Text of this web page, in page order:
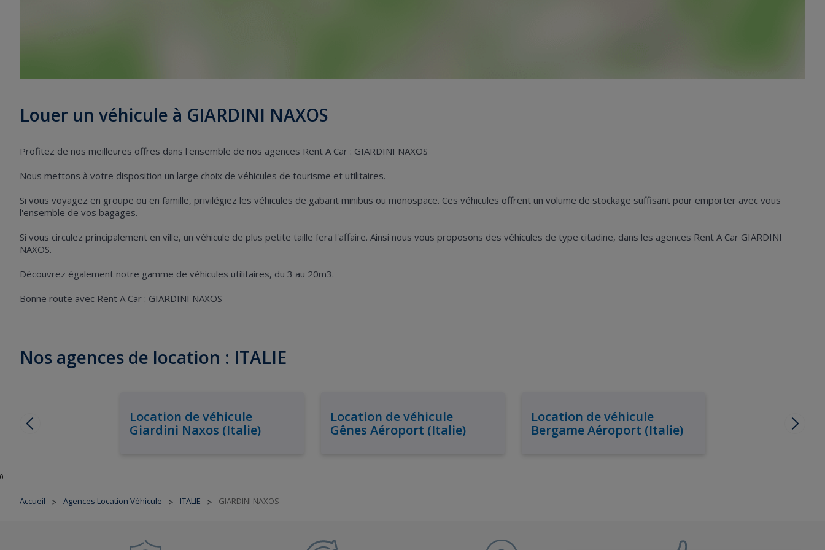
Accueil > Agences Location Véhicule > ITALIE > GIARDINI NAXOS
Louer un véhicule à GIARDINI NAXOS
Profitez de nos meilleures offres dans l'ensemble de nos agences Rent A Car : GIARDINI NAXOS
Nous mettons à votre disposition un large choix de véhicules de tourisme et utilitaires.
Si vous voyagez en groupe ou en famille, privilégiez les véhicules de gabarit minibus ou monospace. Ces véhicules offrent un volume de stockage suffisant pour emporter avec vous
l'ensemble de vos bagages.
Si vous circulez principalement en ville, un véhicule de plus petite taille fera l'affaire. Ainsi nous vous proposons des véhicules de type citadine, dans les agences Rent A Car GIARDINI
NAXOS.
Découvrez également notre gamme de véhicules utilitaires, du 3 au 20m3.
Bonne route avec Rent A Car : GIARDINI NAXOS
Nos agences de location : ITALIE
Location de véhicule
Giardini Naxos (Italie)
Location de véhicule
Gênes Aéroport (Italie)
Location de véhicule
Bergame Aéroport (Italie)
0